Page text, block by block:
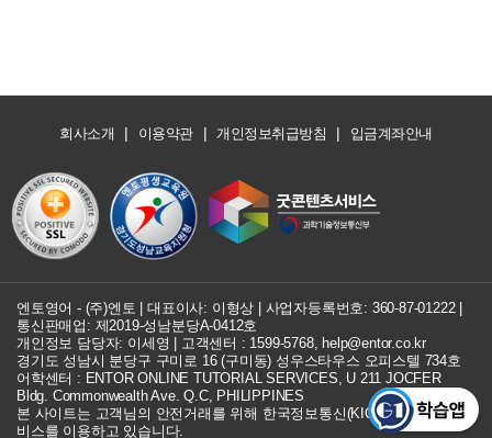
회사소개 | 이용약관 | 개인정보취급방침 | 입금계좌안내
엔토영어 - (주)엔토 | 대표이사: 이형상 | 사업자등록번호: 360-87-01222|
통신판매업: 제2019-성남분당A-0412호
개인정보 담당자: 이세영 | 고객센터 : 1599-5768, help@entor.co.kr
경기도 성남시 분당구 구미로 16 (구미동) 성우스타우스 오피스텔 734호
어학센터 : ENTOR ONLINE TUTORIAL SERVICES, U 211 JOCFER
Bldg. Commonwealth Ave. Q.C, PHILIPPINES
본 사이트는 고객님의 안전거래를 위해 한국정보통신(KICC) 구매안전 서
비스를 이용하고 있습니다.